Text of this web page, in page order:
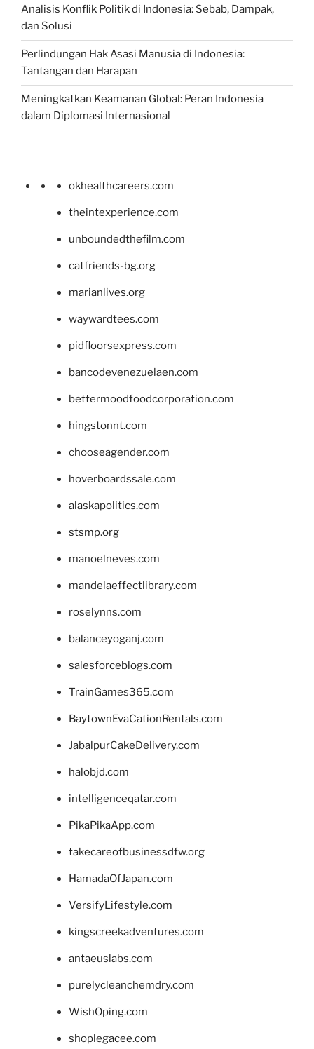
Analisis Konflik Politik di Indonesia: Sebab, Dampak,
dan Solusi
Perlindungan Hak Asasi Manusia di Indonesia:
Tantangan dan Harapan
Meningkatkan Keamanan Global: Peran Indonesia
dalam Diplomasi Internasional
okhealthcareers.com
theintexperience.com
unboundedthefilm.com
catfriends-bg.org
marianlives.org
waywardtees.com
pidfloorsexpress.com
bancodevenezuelaen.com
bettermoodfoodcorporation.com
hingstonnt.com
chooseagender.com
hoverboardssale.com
alaskapolitics.com
stsmp.org
manoelneves.com
mandelaeffectlibrary.com
roselynns.com
balanceyoganj.com
salesforceblogs.com
TrainGames365.com
BaytownEvaCationRentals.com
JabalpurCakeDelivery.com
halobjd.com
intelligenceqatar.com
PikaPikaApp.com
takecareofbusinessdfw.org
HamadaOfJapan.com
VersifyLifestyle.com
kingscreekadventures.com
antaeuslabs.com
purelycleanchemdry.com
WishOping.com
shoplegacee.com